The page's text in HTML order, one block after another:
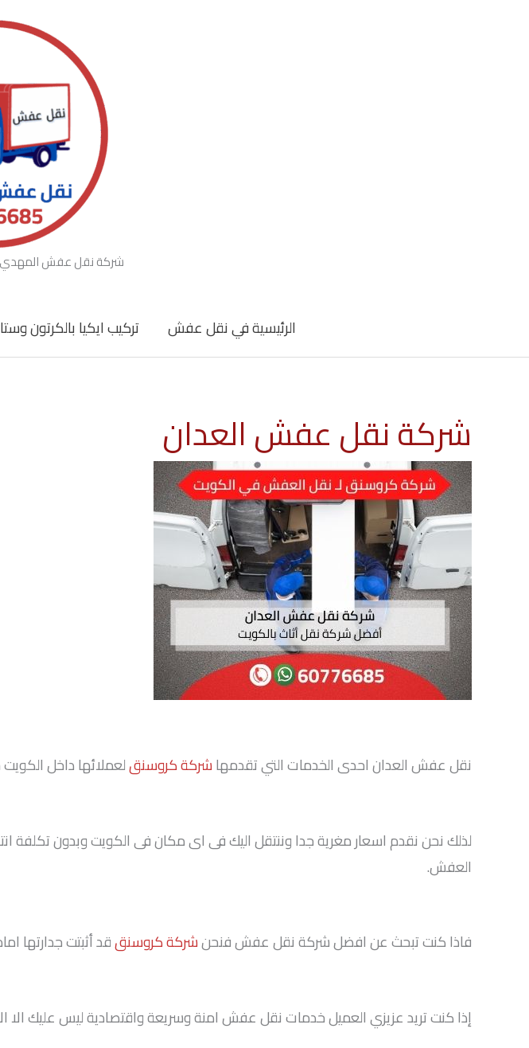
شركة نقل عفش المهدي
الرئيسية في نقل عفش تركيب ايكيا بالكرتون
شركة نقل عفش العدان
نقل عفش العدان احدى الخدمات التي تقدمهاشركة كروسنقلعملائها داخل
لذلك نحن نقدم اسعار مغرية جدا وننتقل اليك فى اى مكان فى الكويت وبدون تكلفة
العفش.
فاذا كنت تبحث عن افضل شركة نقل عفش فنحنشركة كروسنققد أثبتت جدارتها
إذا كنت تريد عزيزي العميل خدمات نقل عفش امنة وسريعة واقتصادية ليس عليك الا